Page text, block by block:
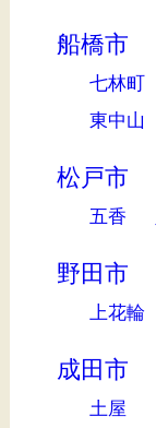
船橋市
七林町
東中山
松戸市
五香
野田市
上花輪
成田市
土屋